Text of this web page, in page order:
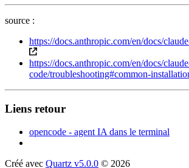
source :
https://docs.anthropic.com/en/docs/
https://docs.anthropic.com/en/docs/
code/troubleshooting#common-
Liens retour
opencode - agent IA dans le terminal
Créé avec Quartz v5.0.0 © 2026